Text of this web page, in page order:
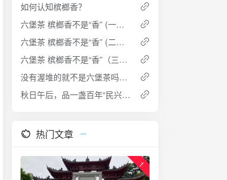
如何认知槟榔香？
六堡茶 槟榔香不是“香” (一） ——透彻理解六堡茶槟榔香及其成因
六堡茶 槟榔香不是“香” (二） ——透彻理解六堡茶槟榔香及其成因
六堡茶 槟榔香不是“香”（三） ——透彻理解六堡茶槟榔香及其成因
没有渥堆的就不是六堡茶吗？（四） ——谈传统六堡茶的发展模式
秋日午后，品一盏百年“民兴号” (2015-09-14 15:40:51)
热门文章
1